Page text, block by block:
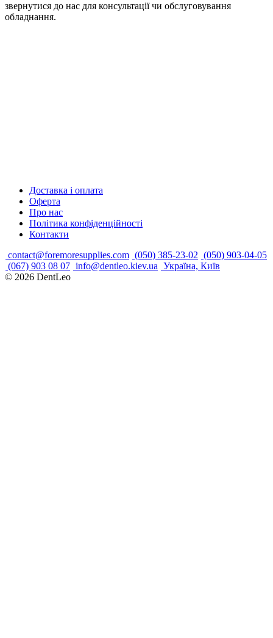
звернутися до нас для консультації чи обслуговування
обладнання.
Доставка і оплата
Оферта
Про нас
Політика конфіденційності
Контакти
contact@foremoresupplies.com (050) 385-23-02 (050) 903-04-05
(067) 903 08 07 info@dentleo.kiev.ua Україна, Київ
© 2026 DentLeo